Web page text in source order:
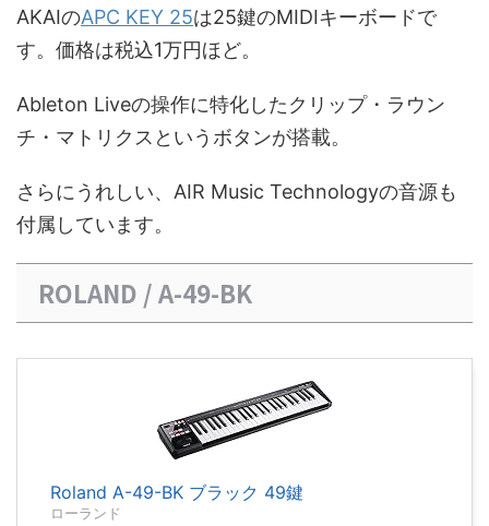
AKAIのAPC KEY 25は25鍵のMIDIキーボードで
す。価格は税込1万円ほど。
Ableton Liveの操作に特化したクリップ・ラウン
チ・マトリクスというボタンが搭載。
さらにうれしい、AIR Music Technologyの音源も
付属しています。
ROLAND / A-49-BK
Roland A-49-BK ブラック 49鍵
ローランド